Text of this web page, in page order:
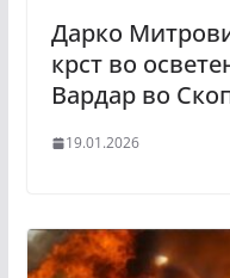
Дарко
крст во
Вардар во
19.01.2026